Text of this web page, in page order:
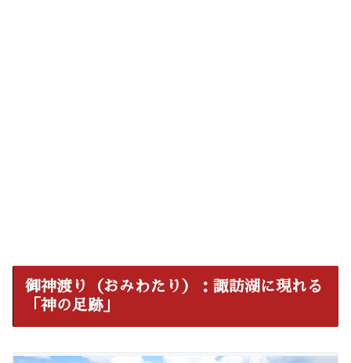
御神渡り（おみわたり）：諏訪湖に現れる
「神の足跡」